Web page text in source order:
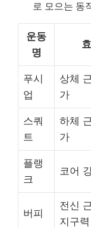
로 모으는 동
운동
명
푸시
업
상체
가
스쿼
트
하체
가
플랭
크
코어
버피
전신
지구